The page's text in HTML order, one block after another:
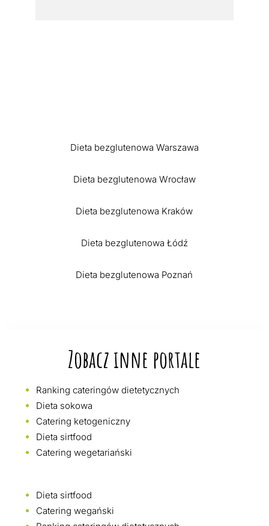
Dieta bezglutenowa Warszawa
Dieta bezglutenowa Wrocław
Dieta bezglutenowa Kraków
Dieta bezglutenowa Łódź
Dieta bezglutenowa Poznań
Zobacz inne portale
Ranking cateringów dietetycznych
Dieta sokowa
Catering ketogeniczny
Dieta sirtfood
Catering wegetariański
Dieta sirtfood
Catering wegański